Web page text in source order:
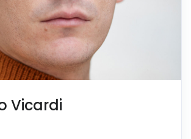
Vicardi